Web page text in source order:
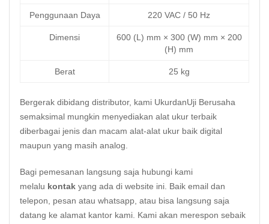
Penggunaan Daya 220 VAC / 50 Hz
Dimensi
600 (L) mm × 300 (W) mm × 200
(H) mm
Berat 25 kg
Bergerak dibidang distributor, kami UkurdanUji Berusaha
semaksimal mungkin menyediakan alat ukur terbaik
diberbagai jenis dan macam alat-alat ukur baik digital
maupun yang masih analog.
Bagi pemesanan langsung saja hubungi kami
melalu kontak yang ada di website ini. Baik email dan
telepon, pesan atau whatsapp, atau bisa langsung saja
datang ke alamat kantor kami. Kami akan merespon sebaik